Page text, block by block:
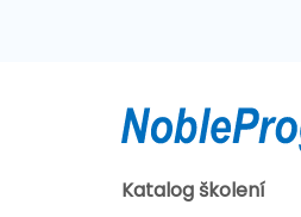
Katalog školení